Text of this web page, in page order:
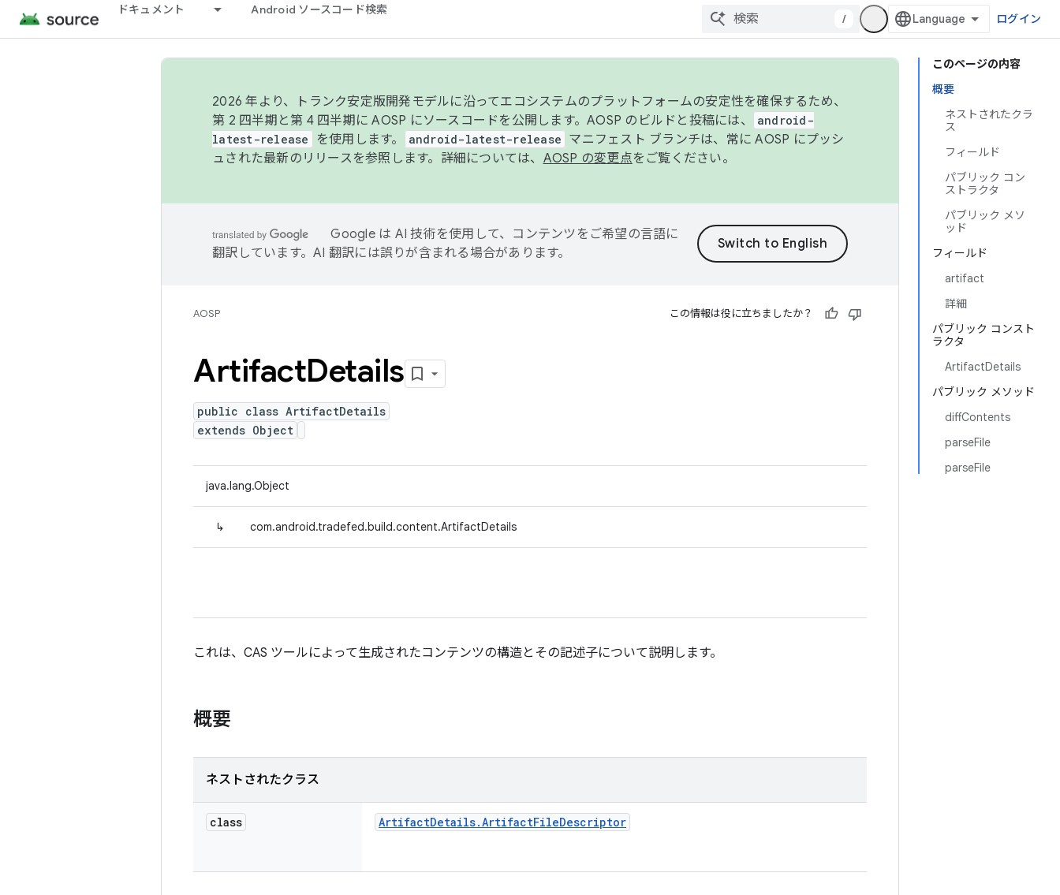
ドキュメント Android ソースコード検索
/ ログイン
このページの内容
概要
ネストされたクラ
ス
フィールド
パブリック コン
ストラクタ
パブリック メソ
ッド
フィールド
artifact
詳細
パブリック コンスト
ラクタ
ArtifactDetails
パブリック メソッド
diffContents
parseFile
parseFile
2026 年より、トランク安定版開発モデルに沿ってエコシステムのプラットフォームの安定性を確保するため、
第 2 四半期と第 4 四半期に AOSP にソースコードを公開します。AOSP のビルドと投稿には、
android-
latest-release
を使用します。 android-latest-release マニフェスト ブランチは、常に AOSP にプッシ
ュされた最新のリリースを参照します。詳細については、 AOSP の変更点をご覧ください。
Google は AI 技術を使用して、コンテンツをご希望の言語に
翻訳しています。AI 翻訳には誤りが含まれる場合があります。
AOSP この情報は役に立ちましたか？
ArtifactDetails
public class ArtifactDetails
extends Object
java.lang.Object
↳ com.android.tradefed.build.content.ArtifactDetails
これは、CAS ツールによって生成されたコンテンツの構造とその記述子について説明します。
概要
ネストされたクラス
class ArtifactDetails.ArtifactFileDescriptor